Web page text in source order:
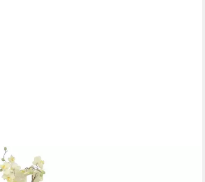
Farben lieferbar, In drei Höhen